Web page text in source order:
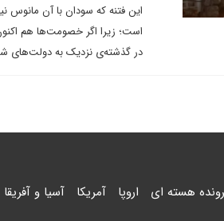
این فتنه که سودان با آن مانوس
است؛ زیرا اگر خصومت‌ها هم
در گذشته‌ی نزدیک به دولت‌های
هسته ای اروپا آمریکا آسیا و آفریقا